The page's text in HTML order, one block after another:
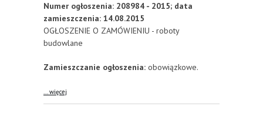
Numer ogłoszenia: 208984 - 2015; data
zamieszczenia: 14.08.2015
OGŁOSZENIE O ZAMÓWIENIU - roboty
budowlane
Zamieszczanie ogłoszenia: obowiązkowe.
... więcej